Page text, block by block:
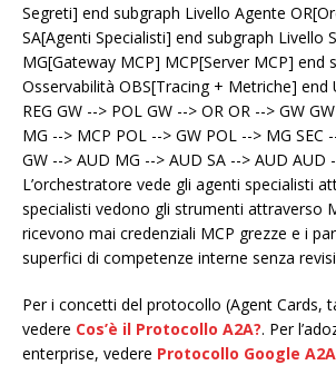
Segreti] end subgraph Livello Agente
SA[Agenti Specialisti] end subgraph Livello
MG[Gateway MCP] MCP[Server MCP] end
Osservabilità OBS[Tracing + Metriche] end
REG GW --> POL GW --> OR OR --> GW
MG --> MCP POL --> GW POL --> MG SEC
GW --> AUD MG --> AUD SA --> AUD AUD
L’orchestratore vede gli agenti specialisti
specialisti vedono gli strumenti attraverso
ricevono mai credenziali MCP grezze e i
superfici di competenze interne senza
Per i concetti del protocollo (Agent Cards,
vedere Cos’è il Protocollo A2A?. Per
enterprise, vedere Protocollo Google